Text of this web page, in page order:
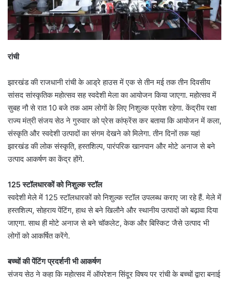
रांची
झारखंड की राजधानी रांची के आड्रे हाउस में एक से तीन मई तक तीन दिवसीय
सांसद सांस्कृतिक महोत्सव सह स्वदेशी मेला का आयोजन किया जाएगा. महोत्सव में
सुबह नौ से रात 10 बजे तक आम लोगों के लिए निशुल्क प्रवेश रहेगा. केंद्रीय रक्षा
राज्य मंत्री संजय सेठ ने गुरुवार को प्रेस कांफ्रेंस कर बताया कि आयोजन में कला,
संस्कृति और स्वदेशी उत्पादों का संगम देखने को मिलेगा. तीन दिनों तक यहां
झारखंड की लोक संस्कृति, हस्तशिल्प, पारंपरिक खानपान और मोटे अनाज से बने
उत्पाद आकर्षण का केंद्र होंगे.
125 स्टॉलधारकों को निशुल्क स्टॉल
स्वदेशी मेले में 125 स्टॉलधारकों को निशुल्क स्टॉल उपलब्ध कराए जा रहे हैं. मेले में
हस्तशिल्प, सोहराय पेंटिंग, हाथ से बने खिलौने और स्थानीय उत्पादों को बढ़ावा दिया
जाएगा. साथ ही मोटे अनाज से बने चॉकलेट, केक और बिस्किट जैसे उत्पाद भी
लोगों को आकर्षित करेंगे.
बच्चों की पेंटिंग प्रदर्शनी भी आकर्षण
संजय सेठ ने कहा कि महोत्सव में ऑपरेशन सिंदूर विषय पर रांची के बच्चों द्वारा बनाई